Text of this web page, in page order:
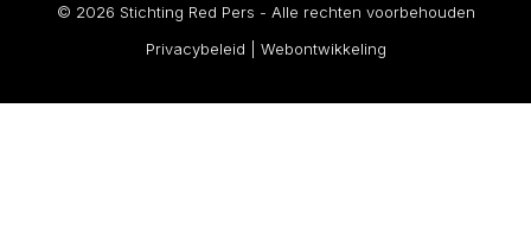
© 2026 Stichting Red Pers - Alle rechten voorbehouden
Privacybeleid
Webontwikkeling